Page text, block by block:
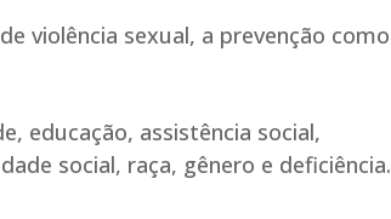
violência sexual, a prevenção como
educação, assistência social,
social, raça, gênero e deficiência.